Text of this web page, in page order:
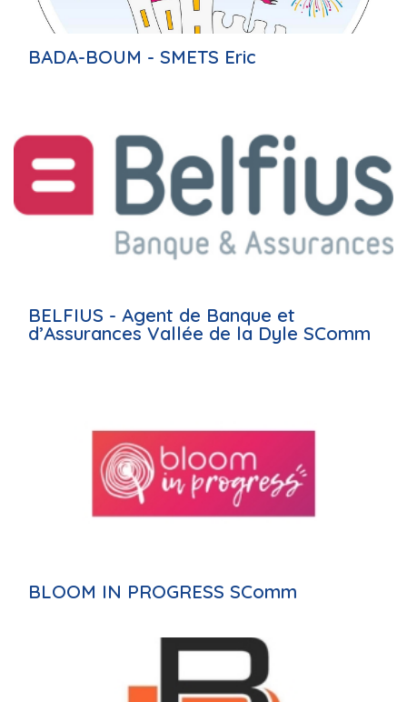
BADA-BOUM - SMETS Eric
BELFIUS - Agent de Banque et
d’Assurances Vallée de la Dyle SComm
BLOOM IN PROGRESS SComm